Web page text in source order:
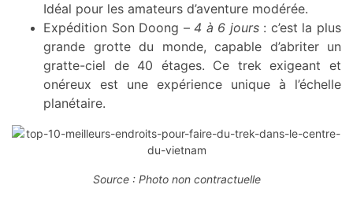
Idéal pour les amateurs d’aventure modérée.
Expédition Son Doong –4 à 6 jours: c’est la plus
grande grotte du monde, capable d’abriter un
gratte-ciel de 40 étages. Ce trek exigeant et
onéreux est une expérience unique à l’échelle
planétaire.
Source : Photo non contractuelle